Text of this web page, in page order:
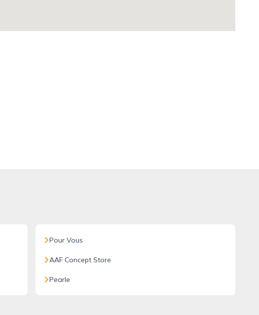
Pour Vous
AAF Concept Store
Pearle